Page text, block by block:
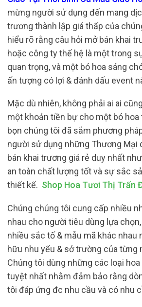
mừng người sử dụng đến mang
trương thành lập giá thấp của
hiểu rõ rằng câu hỏi mở bán khai
hoặc công ty thế hệ là một trong
quan trọng, và một bó hoa sáng
ấn tượng có lợi & đánh dấu event
Mặc dù nhiên, không phải ai ai
một khoản tiền bự cho một bó hoa
bọn chúng tôi đã sắm phương
người sử dụng những Thương Mại
bán khai trương giá rẻ duy nhất
an toàn chất lượng tốt và sự sắc
thiết kế. Shop Hoa Tươi Thị Trấn
Chúng chúng tôi cung cấp nhiều
nhau cho người tiêu dùng lựa
nhiều sắc tố & mẫu mã khác nhau
hữu nhu yếu & sở trường của từng
Chúng tôi dùng những các loại
tuyệt nhất nhằm đảm bảo rằng
tôi đáp ứng đc nhu cầu và có nhu